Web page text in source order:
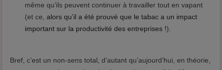
même qu’ils peuvent continuer à travailler tout en vapant
(et ce, alors qu’il a été prouvé que le tabac a un impact
important sur la productivité des entreprises !).
Bref, c’est un non-sens total, d’autant qu’aujourd’hui, en théorie,